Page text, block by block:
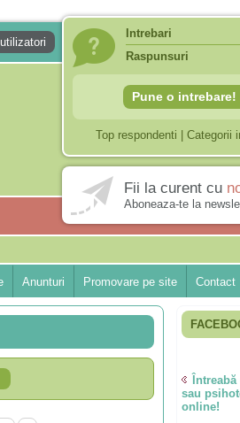
Intrebari
Raspunsuri
Pune o intrebare!
Top respondenti Categorii
Fii la curent cu
Aboneaza-te la
Anunturi Promovare pe site Contact
sau
online!